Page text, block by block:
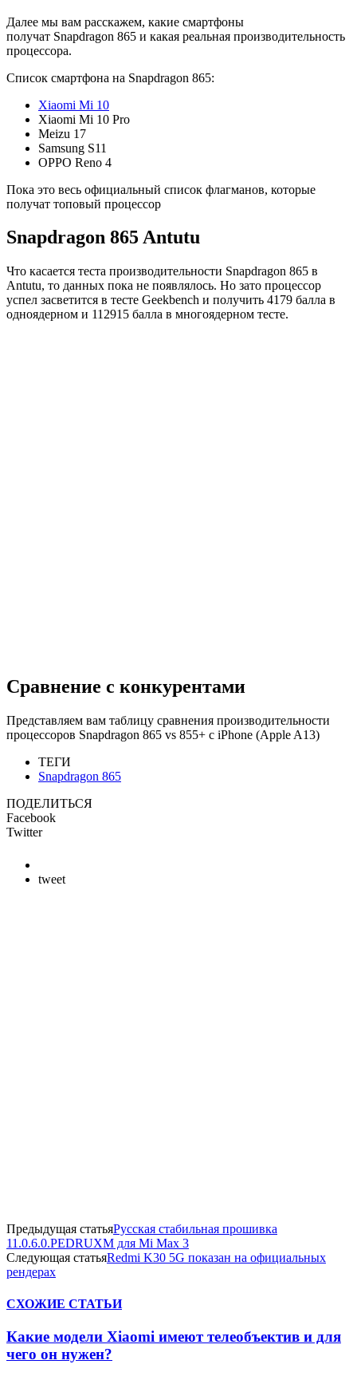
Далее мы вам расскажем, какие смартфоны
получат Snapdragon 865 и какая реальная производительность
процессора.
Список смартфона на Snapdragon 865:
Xiaomi Mi 10
Xiaomi Mi 10 Pro
Meizu 17
Samsung S11
OPPO Reno 4
Пока это весь официальный список флагманов, которые
получат топовый процессор
Snapdragon 865 Antutu
Что касается теста производительности Snapdragon 865 в
Antutu, то данных пока не появлялось. Но зато процессор
успел засветится в тесте Geekbench и получить 4179 балла в
одноядерном и 112915 балла в многоядерном тесте.
Сравнение с конкурентами
Представляем вам таблицу сравнения производительности
процессоров Snapdragon 865 vs 855+ с iPhone (Apple A13)
ТЕГИ
Snapdragon 865
ПОДЕЛИТЬСЯ
Facebook
Twitter
tweet
Предыдущая статьяРусская стабильная прошивка
11.0.6.0.PEDRUXM для Mi Max 3
Следующая статьяRedmi K30 5G показан на официальных
рендерах
СХОЖИЕ СТАТЬИ
Какие модели Xiaomi имеют телеобъектив и для
чего он нужен?